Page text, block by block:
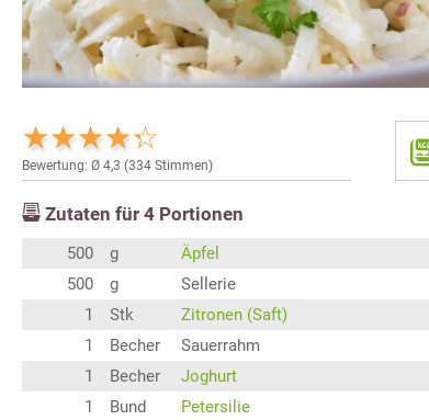
Bewertung: Ø 4,3 (334 Stimmen)
Zutaten für 4 Portionen
500 g
Äpfel
500
g
Sellerie
1
Stk
Zitronen (Saft)
1
Becher
Sauerrahm
1
Becher
Joghurt
1
Bund
Petersilie